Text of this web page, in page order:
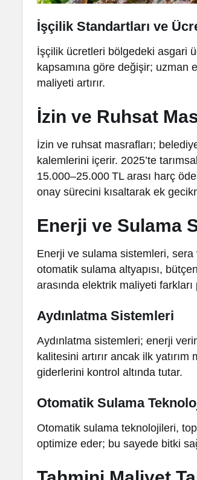
İşçilik Standartları ve
İşçilik ücretleri bölgedeki asgari
kapsamına göre değişir; uzman
maliyeti artırır.
İzin ve Ruhsat
İzin ve ruhsat masrafları;
kalemlerini içerir. 2025’te
15.000–25.000 TL arası harç
onay sürecini kısaltarak ek
Enerji ve Sulama
Enerji ve sulama sistemleri, sera
otomatik sulama altyapısı,
arasında elektrik maliyeti
Aydınlatma Sistemleri
Aydınlatma sistemleri; enerji
kalitesini artırır ancak ilk
giderlerini kontrol altında tutar.
Otomatik Sulama
Otomatik sulama teknolojileri,
optimize eder; bu sayede bitki